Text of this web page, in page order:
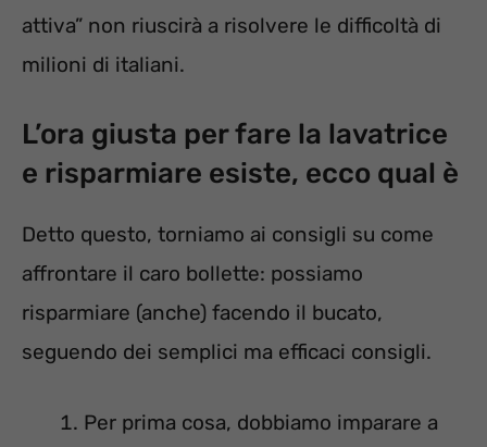
attiva” non riuscirà a risolvere le difficoltà di
milioni di italiani.
L’ora giusta per fare la lavatrice
e risparmiare esiste, ecco qual è
Detto questo, torniamo ai consigli su come
affrontare il caro bollette: possiamo
risparmiare (anche) facendo il bucato,
seguendo dei semplici ma efficaci consigli.
Per prima cosa, dobbiamo imparare a